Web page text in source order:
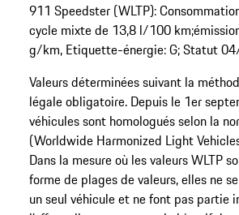
911 Speedster (WLTP):
cycle mixte de 13,8 l/100
g/km, Etiquette-énergie: G; Statut
Valeurs déterminées suivant la
légale obligatoire. Depuis le 1er
véhicules sont homologués selon la
(Worldwide Harmonized Light
Dans la mesure où les valeurs WLTP
forme de plages de valeurs, elles ne
un seul véhicule et ne font pas partie